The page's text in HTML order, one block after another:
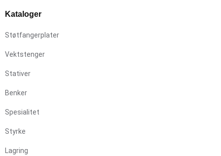
Kataloger
Støtfangerplater
Vektstenger
Stativer
Benker
Spesialitet
Styrke
Lagring